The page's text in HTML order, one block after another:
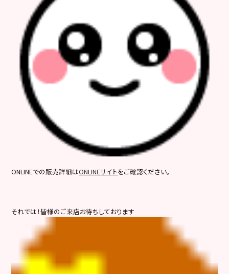
ONLINEでの販売詳細はONLINEサイトをご確認ください。
それでは！皆様のご来店お待ちしております